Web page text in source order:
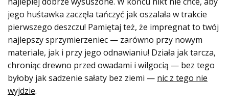
jego huśtawka zaczęła tańczyć jak oszalała w trakcie
pierwszego deszczu! Pamiętaj też, że impregnat to twój
najlepszy sprzymierzeniec — zarówno przy nowym
materiale, jak i przy jego odnawianiu! Działa jak tarcza,
chroniąc drewno przed owadami i wilgocią — bez tego
byłoby jak sadzenie sałaty bez ziemi — nic z tego nie
wyjdzie.